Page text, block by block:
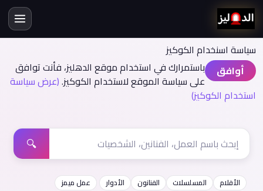
سياسة اسنخدام الكوكيز
أوافق
باستمرارك في استخدام موقع الدهليز، فأنت توافق
على سياسة الموقع لاستخدام الكوكيز.(عرض سياسة
استخدام الكوكيز)
🔍
الأفلام المسلسلات الفنانون الأدوار
عمل ميمز